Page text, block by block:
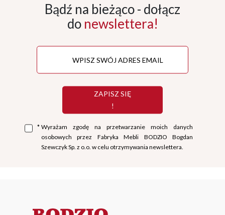
Bądź na bieżąco - dołącz
do newslettera!
ZAPISZ SIĘ
!
* Wyrażam zgodę na przetwarzanie moich danych
osobowych przez Fabryka Mebli BODZIO Bogdan
Szewczyk Sp. z o.o. w celu otrzymywania newslettera.